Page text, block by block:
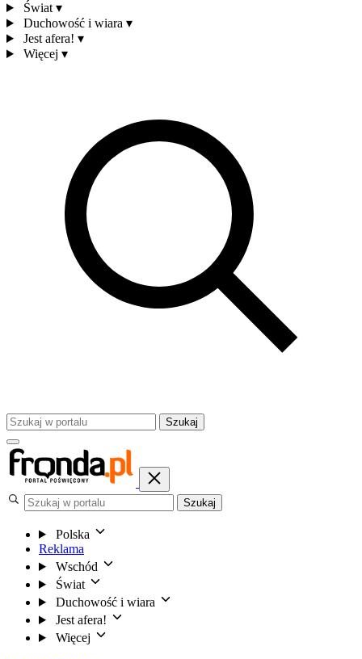
Świat ▾
Duchowość i wiara ▾
Jest afera! ▾
Więcej ▾
Szukaj
Szukaj
Polska
Reklama
Wschód
Świat
Duchowość i wiara
Jest afera!
Więcej